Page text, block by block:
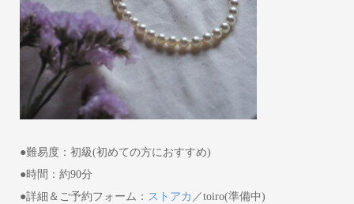
●難易度：初級(初めての方におすすめ)
●時間：約90分
●詳細＆ご予約フォーム： ストアカ ／toiro(準備中)